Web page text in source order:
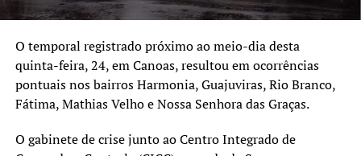
O temporal registrado próximo ao meio-dia desta
quinta-feira, 24, em Canoas, resultou em ocorrências
pontuais nos bairros Harmonia, Guajuviras, Rio Branco,
Fátima, Mathias Velho e Nossa Senhora das Graças.
O gabinete de crise junto ao Centro Integrado de